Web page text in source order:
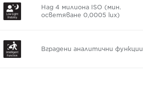
Над 4 милиона ISO (мин.
осветяване 0,0005 lux)
Вградени аналитични функции